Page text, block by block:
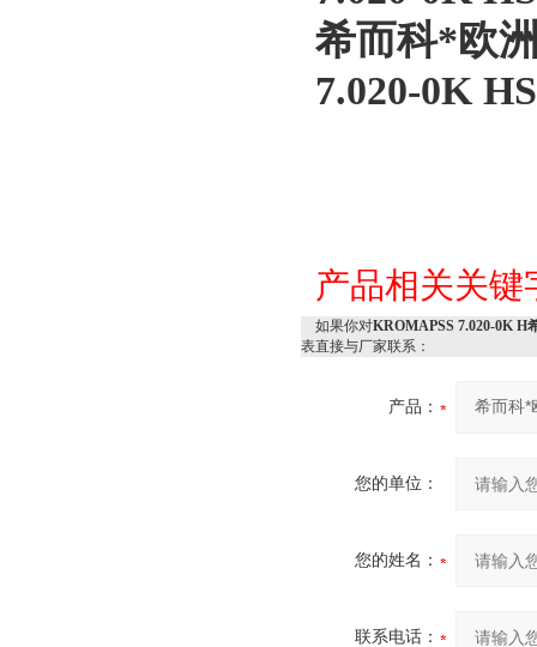
希而科*欧
7.020-0K HS
产品相关关
如果你对KROMAPSS 7.020-0K H
表直接与厂家联系：
产品：
您的单位：
您的姓名：
联系电话：